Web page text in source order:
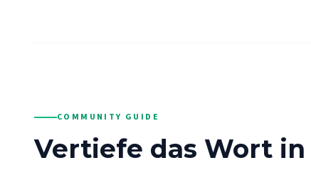
COMMUNITY GUIDE
Vertiefe das Wort